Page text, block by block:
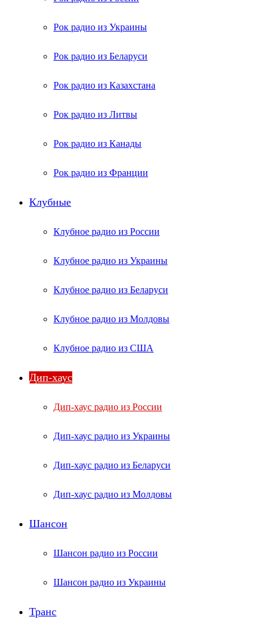
Рок радио из Украины
Рок радио из Беларуси
Рок радио из Казахстана
Рок радио из Литвы
Рок радио из Канады
Рок радио из Франции
Клубные
Клубное радио из России
Клубное радио из Украины
Клубное радио из Беларуси
Клубное радио из Молдовы
Клубное радио из США
Дип-хаус
Дип-хаус радио из России
Дип-хаус радио из Украины
Дип-хаус радио из Беларуси
Дип-хаус радио из Молдовы
Шансон
Шансон радио из России
Шансон радио из Украины
Транс